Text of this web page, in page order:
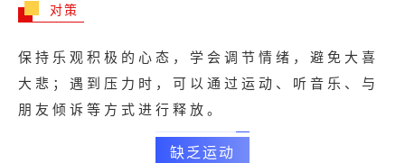
对策
保持乐观积极的心态，学会调节情绪，避免大喜
大悲；遇到压力时，可以通过运动、听音乐、与
朋友倾诉等方式进行释放。
缺乏运动